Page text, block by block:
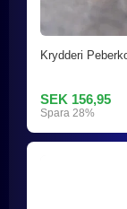
Krydderi
SEK 156,95
Spara 28%